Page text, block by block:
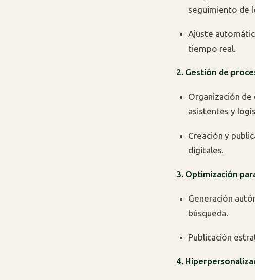
seguimiento de
Ajuste
tiempo real.
2. Gestión de
Organización
asistentes y
Creación y
digitales.
3. Optimización
Generación
búsqueda.
Publicación
4.